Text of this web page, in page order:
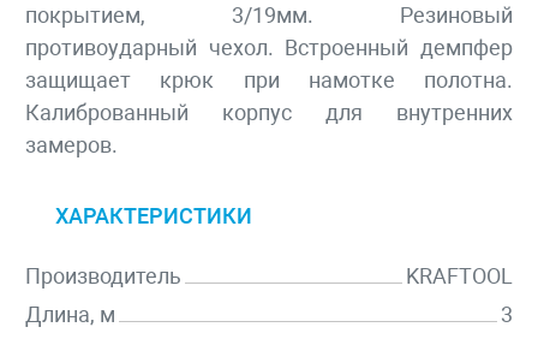
покрытием, 3/19мм. Резиновый
противоударный чехол. Встроенный демпфер
защищает крюк при намотке полотна.
Калиброванный корпус для внутренних
замеров.
ХАРАКТЕРИСТИКИ
Производитель
KRAFTOOL
Длина, м
3